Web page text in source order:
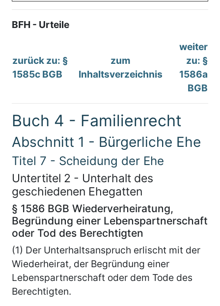
BFH - Urteile
zurück zu: §
1585c BGB
zum
Inhaltsverzeichnis
weiter
zu: §
1586a
BGB
Buch 4 - Familienrecht
Abschnitt 1 - Bürgerliche Ehe
Titel 7 - Scheidung der Ehe
Untertitel 2 - Unterhalt des
geschiedenen Ehegatten
§ 1586 BGB Wiederverheiratung,
Begründung einer Lebenspartnerschaft
oder Tod des Berechtigten
(1) Der Unterhaltsanspruch erlischt mit der
Wiederheirat, der Begründung einer
Lebenspartnerschaft oder dem Tode des
Berechtigten.